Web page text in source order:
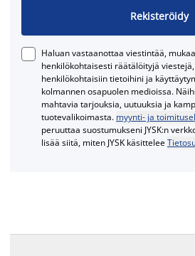
Rekisteröidy
Haluan vastaanottaa viestintää,
henkilökohtaisesti räätälöityjä
henkilökohtaisiin tietoihini ja
kolmannen osapuolen medioissa.
mahtavia tarjouksia, uutuuksia ja
tuotevalikoimasta. myynti- ja
peruuttaa suostumukseni JYSK:n
lisää siitä, miten JYSK käsittelee